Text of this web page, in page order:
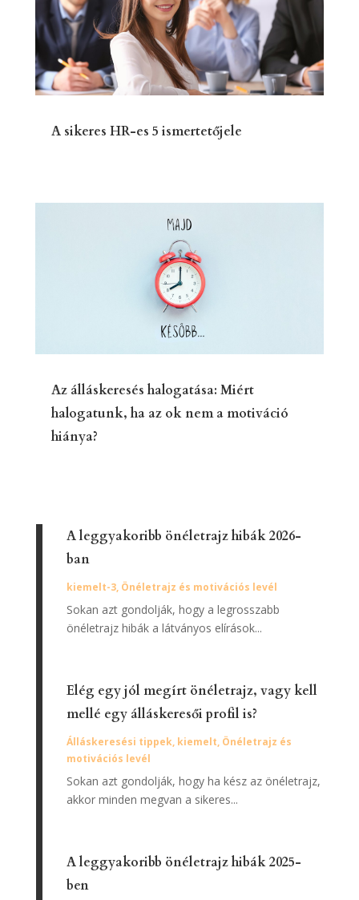
A sikeres HR-es 5 ismertetőjele
Az álláskeresés halogatása: Miért
halogatunk, ha az ok nem a motiváció
hiánya?
A leggyakoribb önéletrajz hibák 2026-
ban
kiemelt-3, Önéletrajz és motivációs levél
Sokan azt gondolják, hogy a legrosszabb
önéletrajz hibák a látványos elírások...
Elég egy jól megírt önéletrajz, vagy kell
mellé egy álláskeresői profil is?
Álláskeresési tippek, kiemelt, Önéletrajz és
motivációs levél
Sokan azt gondolják, hogy ha kész az önéletrajz,
akkor minden megvan a sikeres...
A leggyakoribb önéletrajz hibák 2025-
ben